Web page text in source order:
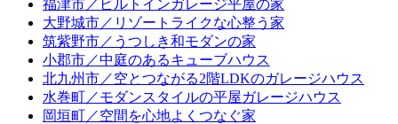
福津市／ビルトインガレージ平屋の家
大野城市／リゾートライクな心整う家
筑紫野市／うつしき和モダンの家
小郡市／中庭のあるキューブハウス
北九州市／空とつながる2階LDKのガレージハウス
水巻町／モダンスタイルの平屋ガレージハウス
岡垣町／空間を心地よくつなぐ家